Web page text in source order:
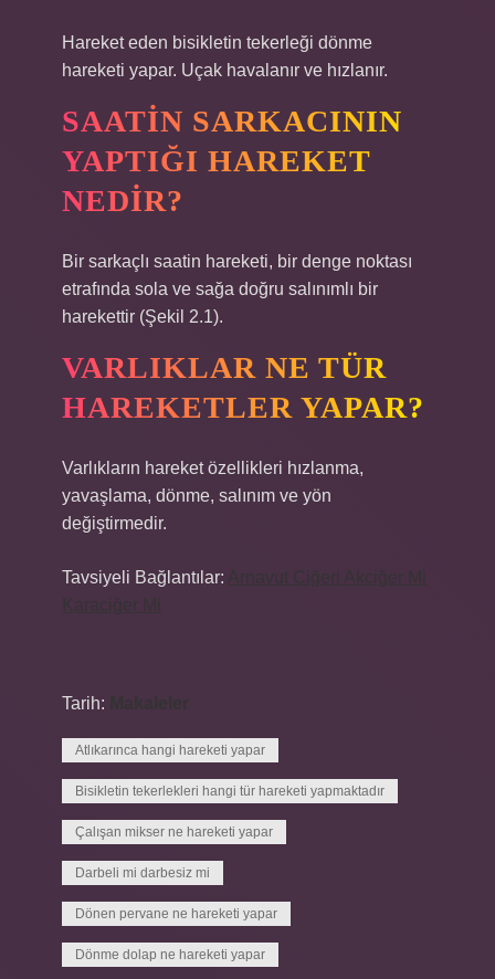
Hareket eden bisikletin tekerleği dönme
hareketi yapar. Uçak havalanır ve hızlanır.
SAATIN SARKACININ
YAPTIĞI HAREKET
NEDIR?
Bir sarkaçlı saatin hareketi, bir denge noktası
etrafında sola ve sağa doğru salınımlı bir
harekettir (Şekil 2.1).
VARLIKLAR NE TÜR
HAREKETLER YAPAR?
Varlıkların hareket özellikleri hızlanma,
yavaşlama, dönme, salınım ve yön
değiştirmedir.
Tavsiyeli Bağlantılar:
Tarih:
Atlıkarınca hangi hareketi yapar
Bisikletin tekerlekleri hangi tür hareketi yapmaktadır
Çalışan mikser ne hareketi yapar
Darbeli mi darbesiz mi
Dönen pervane ne hareketi yapar
Dönme dolap ne hareketi yapar